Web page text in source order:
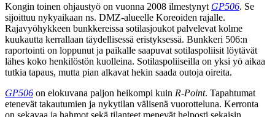
Kongin toinen ohjaustyö on vuonna 2008 ilmestynyt GP506. Se
sijoittuu nykyaikaan ns. DMZ‑alueelle Koreoiden rajalle.
Rajavyöhykkeen bunkkereissa sotilasjoukot palvelevat kolme
kuukautta kerrallaan täydellisessä eristyksessä. Bunkkeri 506:n
raportointi on loppunut ja paikalle saapuvat sotilaspoliisit löytävät
lähes koko henkilöstön kuolleina. Sotilaspoliiseilla on yksi yö aikaa
tutkia tapaus, mutta pian alkavat hekin saada outoja oireita.
GP506 on elokuvana paljon heikompi kuin R‑Point. Tapahtumat
etenevät takautumien ja nykytilan välisenä vuorotteluna. Kerronta
on sekavaa ja hahmot sekä tilanteet menevät helposti sekaisin.